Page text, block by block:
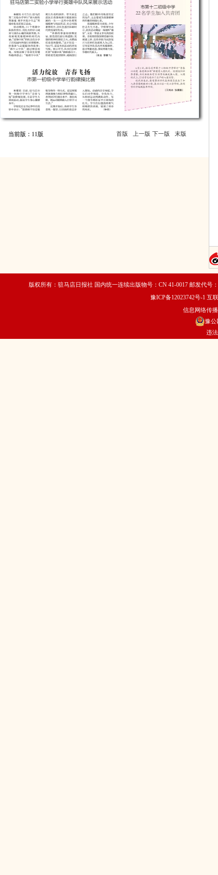
当前版：11版 首版 上一版 下一版 末版
版权所有：驻马店日报社 国内统一连续出版物号：CN 41-0017 邮发代号
豫ICP备12023742号-1 互
信息网络传
豫公
违